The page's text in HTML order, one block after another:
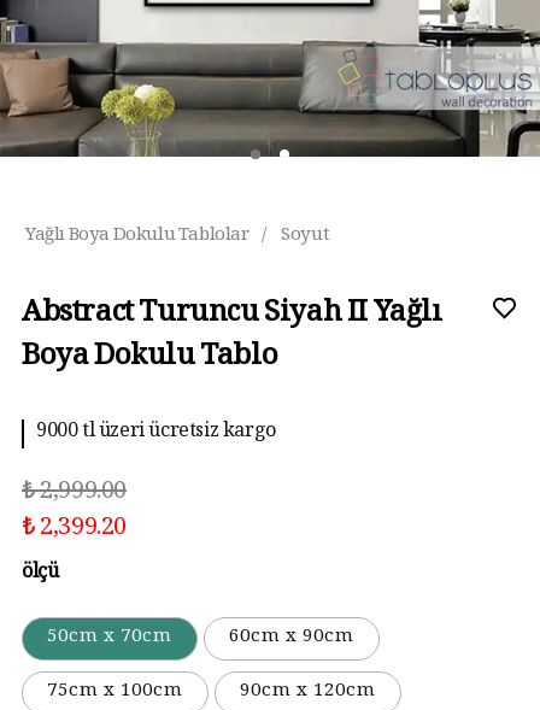
Yağlı Boya Dokulu Tablolar / Soyut
Abstract Turuncu Siyah II Yağlı
Boya Dokulu Tablo
9000 tl üzeri ücretsiz kargo
10 aya kadar taksit imkanı
₺ 2,999.00
₺ 2,399.20
ölçü
50cm x 70cm
60cm x 90cm
75cm x 100cm
90cm x 120cm